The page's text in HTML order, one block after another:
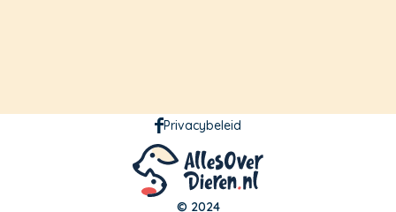
© 2024
Privacybeleid